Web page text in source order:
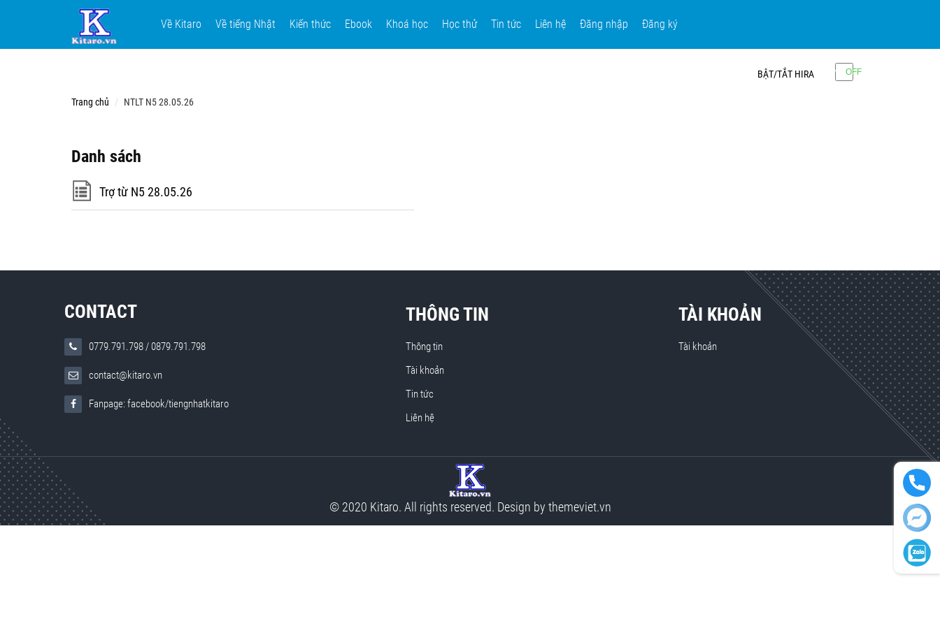
Về Kitaro Về tiếng Nhật Kiến thức Ebook Khoá học Học thử Tin tức Liên hệ Đăng nhập Đăng ký
BẬT/TẮT HIRA
Trang chủ NTLT N5 28.05.26
Danh sách
Trợ từ N5 28.05.26
CONTACT
0779.791.798/0879.791.798
contact@kitaro.vn
Fanpage: facebook/tiengnhatkitaro
THÔNG TIN
Thông tin
Tài khoản
Tin tức
Liên hệ
TÀI KHOẢN
Tài khoản
© 2020 Kitaro. All rights reserved. Design by themeviet.vn